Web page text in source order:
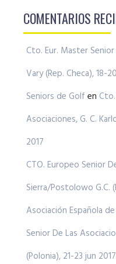
COMENTARIOS
Cto. Eur. Master
Vary (Rep. Checa), 18-
Seniors de Golf en
Asociaciones, G. C.
2017
CTO. Europeo Senior
Sierra/Postolowo G.C.
Asociación Española
Senior De Las
(Polonia), 21-23 jun 2017